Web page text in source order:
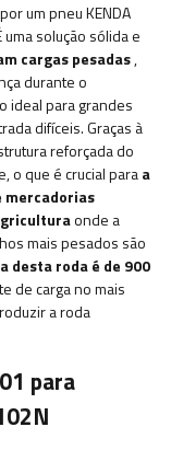
um pneu KENDA
uma solução sólida e
cargas pesadas,
durante o
ideal para grandes
difíceis. Graças à
reforçada do
o que é crucial paraa
mercadorias
onde a
mais pesados ​​são
desta roda é de 900
de carga no mais
a roda
para